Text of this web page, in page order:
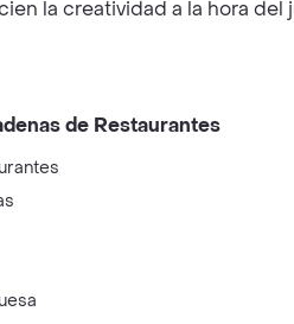
la creatividad a la hora del
de Restaurantes